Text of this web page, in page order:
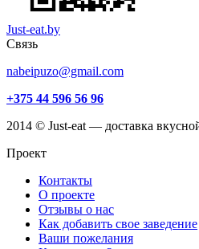
Just-eat.by
Связь
nabeipuzo@gmail.com
+375 44 596 56 96
2014 © Just-eat — доставка
Проект
Контакты
О проекте
Отзывы о нас
Как добавить свое заведение
Ваши пожелания